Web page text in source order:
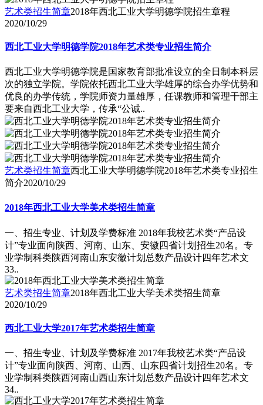
艺术类招生简章2018年西北工业大学明德学院招生章程
2020/10/29
西北工业大学明德学院2018年艺术类专业招生简介
西北工业大学明德学院是国家教育部批准设立的全日制本科层
次的独立学院。学院依托西北工业大学雄厚的综合办学优势和
优良的办学传统，学院师资力量雄厚，任课教师和管理干部主
要来自西北工业大学，传承“公诚..
艺术类招生简章西北工业大学明德学院2018年艺术类专业招生
简介2020/10/29
2018年西北工业大学美术类招生简章
一、招生专业、计划及学费标准 2018年我校艺术类“产品设
计”专业面向陕西、河南、山东、安徽四省计划招生20名。专
业学制科类陕西河南山东安徽计划总数产品设计四年艺术文
33..
艺术类招生简章2018年西北工业大学美术类招生简章
2020/10/29
西北工业大学2017年艺术类招生简章
一、招生专业、计划及学费标准 2017年我校艺术类“产品设
计”专业面向陕西、河南、山西、山东四省计划招生20名。专
业学制科类陕西河南山西山东计划总数产品设计四年艺术文
34..